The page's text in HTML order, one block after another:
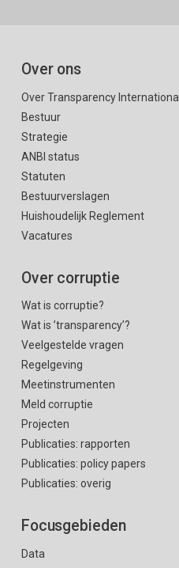
Over ons
Over Transparency International
Bestuur
Strategie
ANBI status
Statuten
Bestuurverslagen
Huishoudelijk Reglement
Vacatures
Over corruptie
Wat is corruptie?
Wat is ’transparency’?
Veelgestelde vragen
Regelgeving
Meetinstrumenten
Meld corruptie
Projecten
Publicaties: rapporten
Publicaties: policy papers
Publicaties: overig
Focusgebieden
Data